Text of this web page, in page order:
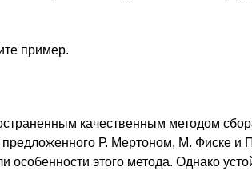
пример.
качественным методом
Р. Мертоном, М. Фиске и
особенности этого метода. Однако